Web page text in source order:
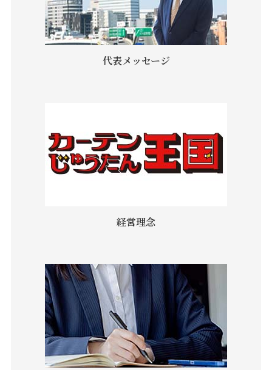
代表メッセージ
経営理念